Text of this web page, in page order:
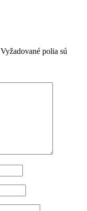
Vyžadované polia sú